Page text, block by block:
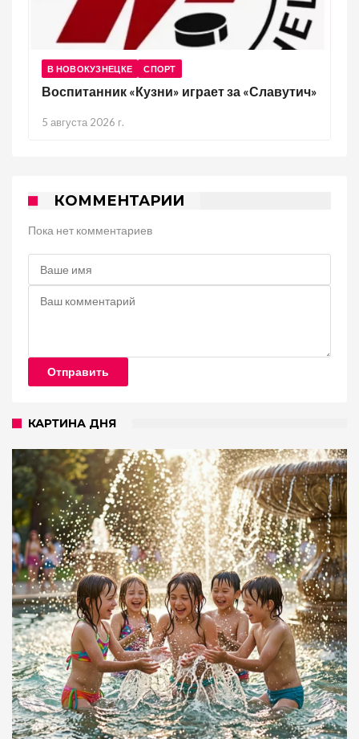
В НОВОКУЗНЕЦКЕ СПОРТ
Воспитанник «Кузни» играет за «Славутич»
5 августа 2026 г.
КОММЕНТАРИИ
Пока нет комментариев
Отправить
КАРТИНА ДНЯ